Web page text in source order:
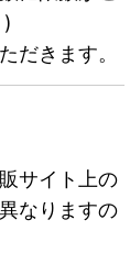
だきます。
サイト上の
なりますの